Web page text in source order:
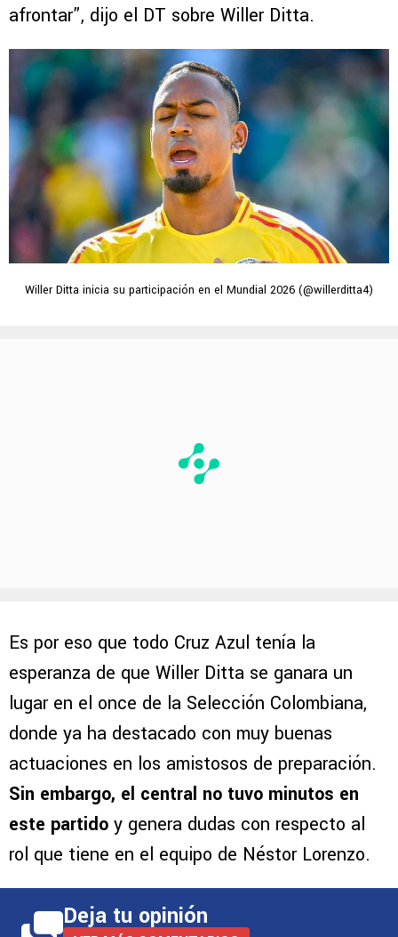
afrontar”, dijo el DT sobre Willer Ditta.
Willer Ditta inicia su participación en el Mundial 2026 (@willerditta4)
Es por eso que todo Cruz Azul tenía la
esperanza de que Willer Ditta se ganara un
lugar en el once de la Selección Colombiana,
donde ya ha destacado con muy buenas
actuaciones en los amistosos de preparación.
Sin embargo, el central no tuvo minutos en
este partido y genera dudas con respecto al
rol que tiene en el equipo de Néstor Lorenzo.
Deja tu opinión